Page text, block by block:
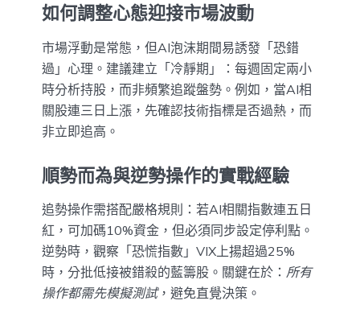
如何調整心態迎接市場波動
市場浮動是常態，但AI泡沫期間易誘發「恐錯
過」心理。建議建立「冷靜期」：每週固定兩小
時分析持股，而非頻繁追蹤盤勢。例如，當AI相
關股連三日上漲，先確認技術指標是否過熱，而
非立即追高。
順勢而為與逆勢操作的實戰經驗
追勢操作需搭配嚴格規則：若AI相關指數連五日
紅，可加碼10%資金，但必須同步設定停利點。
逆勢時，觀察「恐慌指數」VIX上揚超過25%
時，分批低接被錯殺的藍籌股。關鍵在於： 所有
操作都需先模擬測試，避免直覺決策。